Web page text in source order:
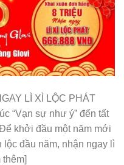
LÌ XÌ LỘC PHÁT
“Vạn sự như ý” đến tất
khởi đầu một năm mới
lộc đầu năm, nhận ngay lì